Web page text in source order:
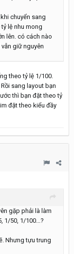
chuyển sang
lệ nhu mong
lên. có cách nào
giữ nguyên
theo tỷ lệ 1/100.
sang layout bạn
thì bạn đặt theo tỷ
đặt theo kiểu đầy
gặp phải là làm
1/50, 1/100...?
Nhưng tựu trung